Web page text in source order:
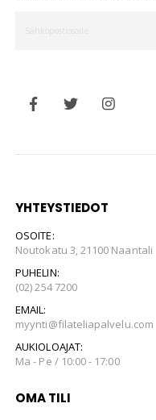
YHTEYSTIEDOT
OSOITE:
Noutokatu 3, 21100 Naantali
PUHELIN:
(02) 254 7200
EMAIL:
myynti@filateliapalvelu.com
AUKIOLOAJAT:
Ma - Pe / 10:00 - 17:00
OMA TILI